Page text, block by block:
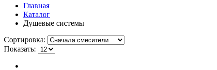
Главная
Каталог
Душевые системы
Cортировка:
Показать: